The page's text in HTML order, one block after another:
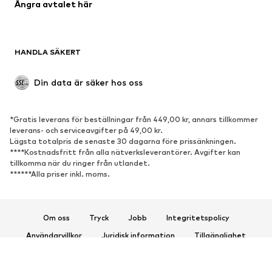
Badkläder
Upcycling
Populärt
Sneakers
Stövletter
Pumps & högklackade skor
Stövlar
Sandaler
Pantoletter
Inneskor
Exklusiv
Ångra avtalet här
HANDLA SÄKERT
Din data är säker hos oss
*Gratis leverans för beställningar från 449,00 kr, annars tillkommer
leverans- och serviceavgifter på 49,00 kr.
Lägsta totalpris de senaste 30 dagarna före prissänkningen.
****Kostnadsfritt från alla nätverksleverantörer. Avgifter kan
tillkomma när du ringer från utlandet.
******Alla priser inkl. moms.
Om oss Tryck Jobb
Integritetspolicy
Användarvillkor
Juridisk information
Tillgänglighet